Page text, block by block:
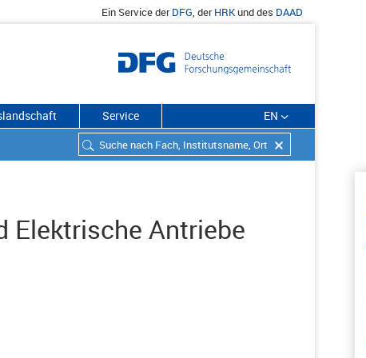
Ein Service derDFG, derHRKund des DAAD
Service EN
Antriebe